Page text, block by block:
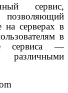
сервис,
позволяющий
на серверах в
в
сервиса —
различными